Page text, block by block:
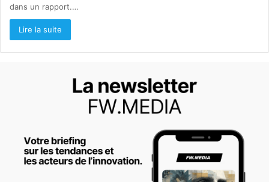
dans un rapport.…
Lire la suite